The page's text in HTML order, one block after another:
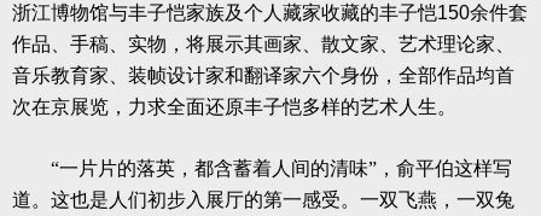
浙江博物馆与丰子恺家族及个人藏家收藏的丰子恺150余件套
作品、手稿、实物，将展示其画家、散文家、艺术理论家、
音乐教育家、装帧设计家和翻译家六个身份，全部作品均首
次在京展览，力求全面还原丰子恺多样的艺术人生。
“一片片的落英，都含蓄着人间的清味”，俞平伯这样写
道。这也是人们初步入展厅的第一感受。一双飞燕，一双兔